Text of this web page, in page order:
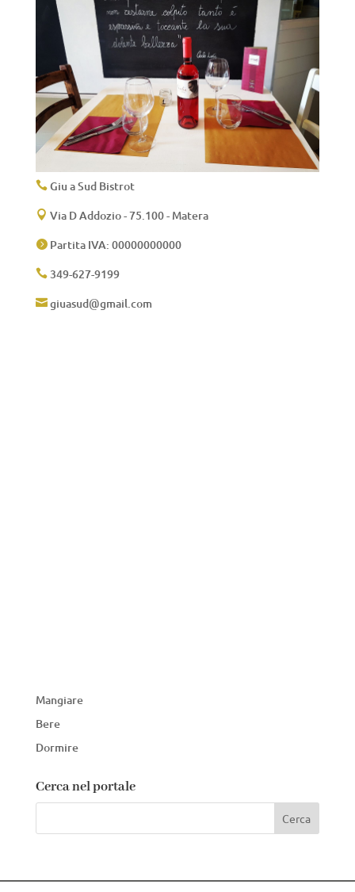
Giu a Sud Bistrot
 Via D Addozio - 75.100 - Matera
Partita IVA: 00000000000
349-627-9199
giuasud@gmail.com
Mangiare
Bere
Dormire
Cerca nel portale